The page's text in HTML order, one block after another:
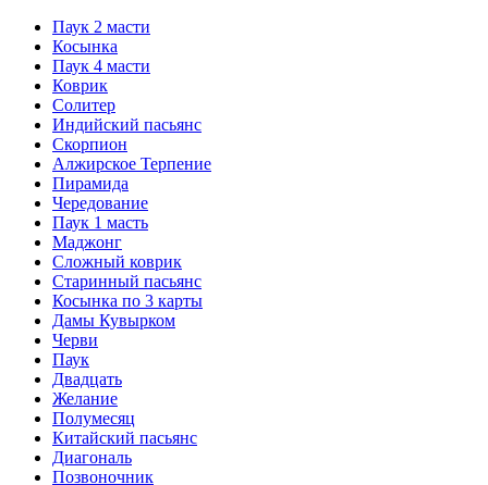
Паук 2 масти
Косынка
Паук 4 масти
Коврик
Солитер
Индийский пасьянс
Скорпион
Алжирское Терпение
Пирамида
Чередование
Паук 1 масть
Маджонг
Сложный коврик
Старинный пасьянс
Косынка по 3 карты
Дамы Кувырком
Черви
Паук
Двадцать
Желание
Полумесяц
Китайский пасьянс
Диагональ
Позвоночник